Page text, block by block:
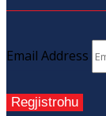
Email Address
Regjistrohu